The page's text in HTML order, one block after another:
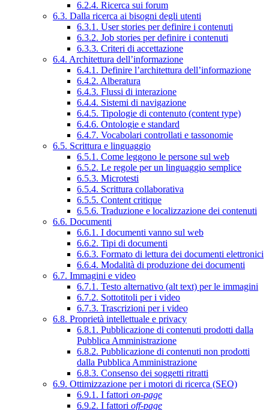
6.2.4. Ricerca sui forum
6.3. Dalla ricerca ai bisogni degli utenti
6.3.1. User stories per definire i contenuti
6.3.2. Job stories per definire i contenuti
6.3.3. Criteri di accettazione
6.4. Architettura dell’informazione
6.4.1. Definire l’architettura dell’informazione
6.4.2. Alberatura
6.4.3. Flussi di interazione
6.4.4. Sistemi di navigazione
6.4.5. Tipologie di contenuto (content type)
6.4.6. Ontologie e standard
6.4.7. Vocabolari controllati e tassonomie
6.5. Scrittura e linguaggio
6.5.1. Come leggono le persone sul web
6.5.2. Le regole per un linguaggio semplice
6.5.3. Microtesti
6.5.4. Scrittura collaborativa
6.5.5. Content critique
6.5.6. Traduzione e localizzazione dei contenuti
6.6. Documenti
6.6.1. I documenti vanno sul web
6.6.2. Tipi di documenti
6.6.3. Formato di lettura dei documenti elettronici
6.6.4. Modalità di produzione dei documenti
6.7. Immagini e video
6.7.1. Testo alternativo (alt text) per le immagini
6.7.2. Sottotitoli per i video
6.7.3. Trascrizioni per i video
6.8. Proprietà intellettuale e privacy
6.8.1. Pubblicazione di contenuti prodotti dalla
Pubblica Amministrazione
6.8.2. Pubblicazione di contenuti non prodotti
dalla Pubblica Amministrazione
6.8.3. Consenso dei soggetti ritratti
6.9. Ottimizzazione per i motori di ricerca (SEO)
6.9.1. I fattori on-page
6.9.2. I fattori off-page